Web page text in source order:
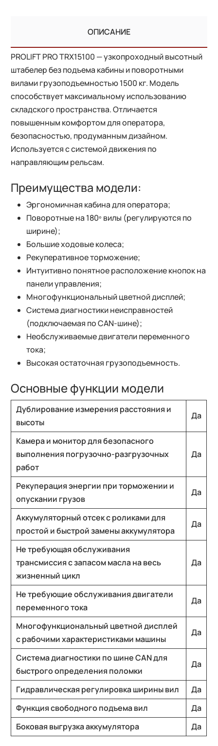
ОПИСАНИЕ
PROLIFT PRO TRX15100 — узкопроходный высотный
штабелер без подъема кабины и поворотными
вилами грузоподъемностью 1500 кг. Модель
способствует максимальному использованию
складского пространства. Отличается
повышенным комфортом для оператора,
безопасностью, продуманным дизайном.
Используется с системой движения по
направляющим рельсам.
Преимущества модели:
Эргономичная кабина для оператора;
Поворотные на 180º вилы (регулируются по
ширине);
Большие ходовые колеса;
Рекуперативное торможение;
Интуитивно понятное расположение кнопок на
панели управления;
Многофункциональный цветной дисплей;
Система диагностики неисправностей
(подключаемая по CAN-шине);
Необслуживаемые двигатели переменного
тока;
Высокая остаточная грузоподъемность.
Основные функции модели
Дублирование измерения расстояния и
высоты
Да
Камера и монитор для безопасного
выполнения погрузочно-разгрузочных
работ
Да
Рекуперация энергии при торможении и
опускании грузов
Да
Аккумуляторный отсек с роликами для
простой и быстрой замены аккумулятора
Да
Не требующая обслуживания
трансмиссия с запасом масла на весь
жизненный цикл
Да
Не требующие обслуживания двигатели
переменного тока
Да
Многофункциональный цветной дисплей
с рабочими характеристиками машины
Да
Система диагностики по шине CAN для
быстрого определения поломки
Да
Гидравлическая регулировка ширины вил
Да
Функция свободного подъема вил
Да
Боковая выгрузка аккумулятора
Да